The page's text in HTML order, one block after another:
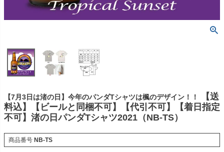
【7月3日は渚の日】今年のパンダTシャツは楓のデザイン！！
【送
料込】【ビールと同梱不可】【代引不可】【着日指定
不可】渚の日パンダTシャツ2021（NB-TS）
商品番号 NB-TS